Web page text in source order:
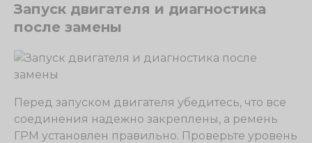
Запуск двигателя и диагностика
после замены
Перед запуском двигателя убедитесь, что все
соединения надежно закреплены, а ремень
ГРМ установлен правильно. Проверьте уровень